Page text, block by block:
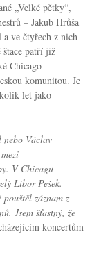
„Velké pětky“,
– Jakub Hrůša
ve čtyřech z nich
štace patří již
Chicago
komunitou. Je
let jako
Václav
V Chicagu
Libor Pešek.
záznam z
Jsem šťastný, že
koncertům